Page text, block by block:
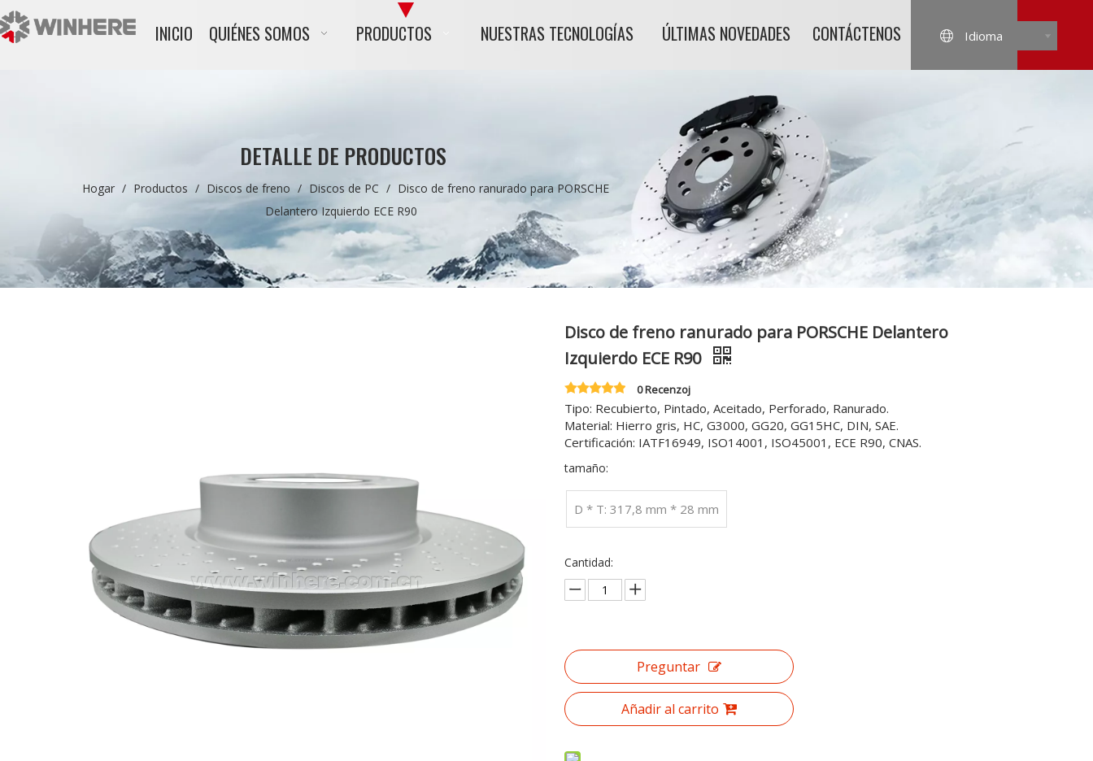
INICIO QUIÉNES SOMOS PRODUCTOS NUESTRAS TECNOLOGÍAS ÚLTIMAS NOVEDADES CONTÁCTENOS Idioma
DETALLE DE PRODUCTOS
Hogar / Productos / Discos de freno / Discos de PC / Disco de freno ranurado para PORSCHE
Delantero Izquierdo ECE R90
Disco de freno ranurado para PORSCHE Delantero
Izquierdo ECE R90
0 Recenzoj
Tipo: Recubierto, Pintado, Aceitado, Perforado, Ranurado.
Material: Hierro gris, HC, G3000, GG20, GG15HC, DIN, SAE.
Certificación: IATF16949, ISO14001, ISO45001, ECE R90, CNAS.
tamaño:
D * T: 317,8 mm * 28 mm
Cantidad:
Preguntar
Añadir al carrito